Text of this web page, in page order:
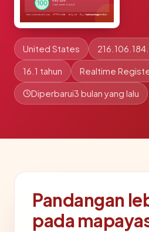
United States
16.1 tahun Realtime
Diperbarui3 bulan yang lalu
Pandangan
pada